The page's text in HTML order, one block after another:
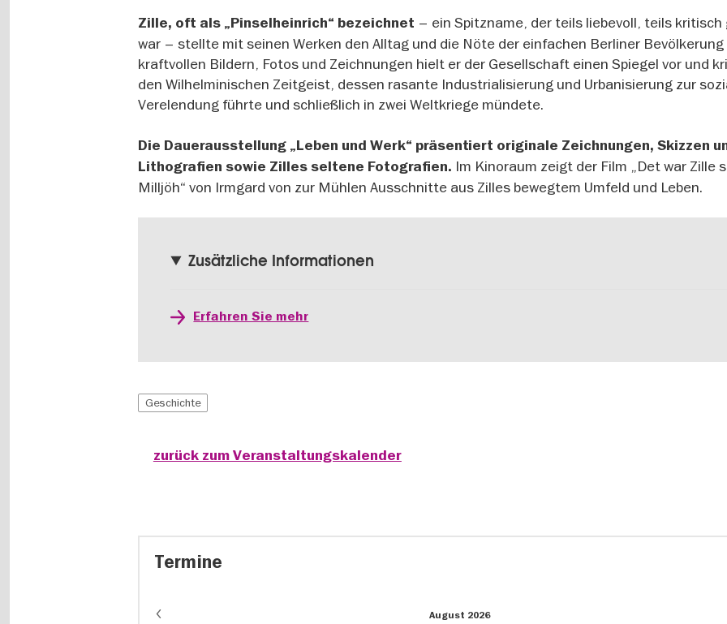
Zille, oft als „Pinselheinrich“ bezeichnet – ein Spitzname, der teils liebevoll, teils
war – stellte mit seinen Werken den Alltag und die Nöte der einfachen Berliner Bevölkerung
kraftvollen Bildern, Fotos und Zeichnungen hielt er der Gesellschaft einen Spiegel vor und
den Wilhelminischen Zeitgeist, dessen rasante Industrialisierung und Urbanisierung zur
Verelendung führte und schließlich in zwei Weltkriege mündete.
Die Dauerausstellung „Leben und Werk“ präsentiert originale Zeichnungen, Skizzen
Lithografien sowie Zilles seltene Fotografien. Im Kinoraum zeigt der Film „Det war Zille
Milljöh“ von Irmgard von zur Mühlen Ausschnitte aus Zilles bewegtem Umfeld und Leben.
Zusätzliche Informationen
Erfahren Sie mehr
Geschichte
zurück zum Veranstaltungskalender
Termine
August 2026